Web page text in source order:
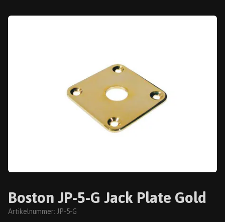
Boston JP-5-G Jack Plate Gold
Artikelnummer: JP-5-G